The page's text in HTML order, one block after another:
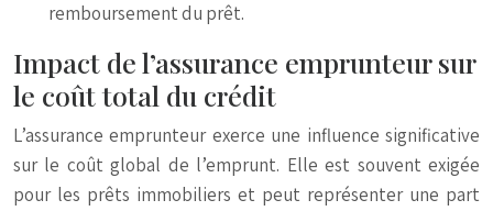
remboursement du prêt.
Impact de l’assurance emprunteur sur
le coût total du crédit
L’assurance emprunteur exerce une influence significative
sur le coût global de l’emprunt. Elle est souvent exigée
pour les prêts immobiliers et peut représenter une part